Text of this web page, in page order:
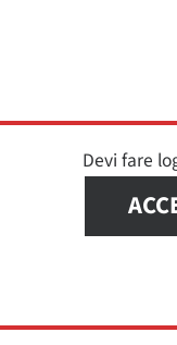
Devi fare